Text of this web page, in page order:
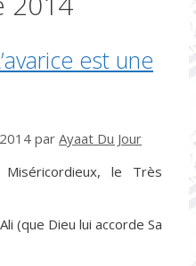
est une
par Ayaat Du Jour
le Très
(que Dieu lui accorde Sa